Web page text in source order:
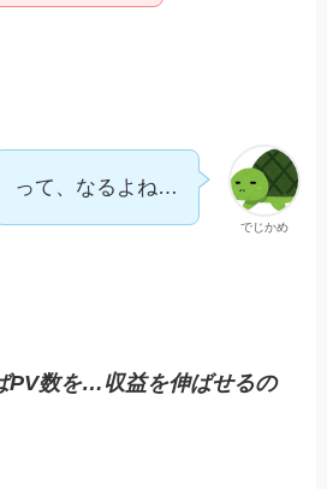
でじかめ
って、なるよね…
PV数を…収益を伸ばせるの